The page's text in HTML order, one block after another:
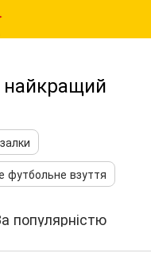
найкращий
футбольне взуття
популярністю